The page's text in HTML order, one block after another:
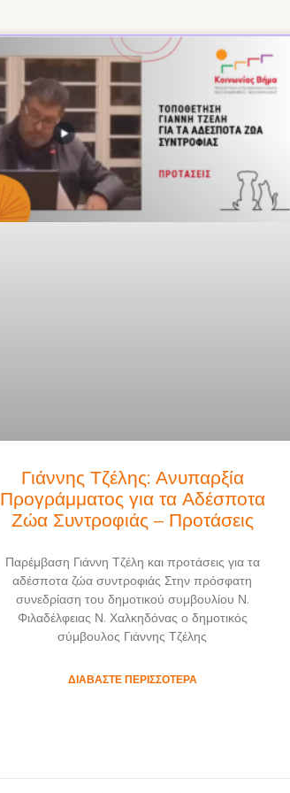
Γιάννης Τζέλης: Ανυπαρξία
Προγράμματος για τα Αδέσποτα
Ζώα Συντροφιάς – Προτάσεις
Παρέμβαση Γιάννη Τζέλη και προτάσεις για τα
αδέσποτα ζώα συντροφιάς Στην πρόσφατη
συνεδρίαση του δημοτικού συμβουλίου Ν.
Φιλαδέλφειας Ν. Χαλκηδόνας ο δημοτικός
σύμβουλος Γιάννης Τζέλης
ΔΙΑΒΆΣΤΕ ΠΕΡΙΣΣΌΤΕΡΑ